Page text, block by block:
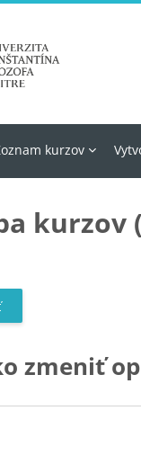
obsah
kurzov
kurzov
zmeniť